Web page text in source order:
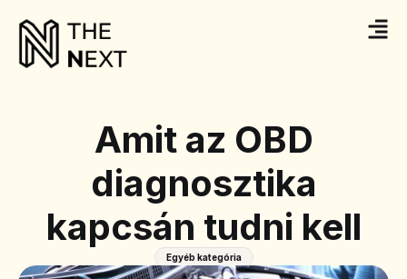
Amit az OBD
diagnosztika
kapcsán tudni kell
Egyéb kategória